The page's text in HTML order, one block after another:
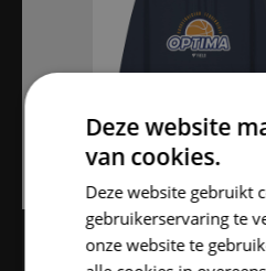
OP VOORRAAD
Deze website
van cookies.
Deze website gebruikt
gebruikerservaring te
onze website te